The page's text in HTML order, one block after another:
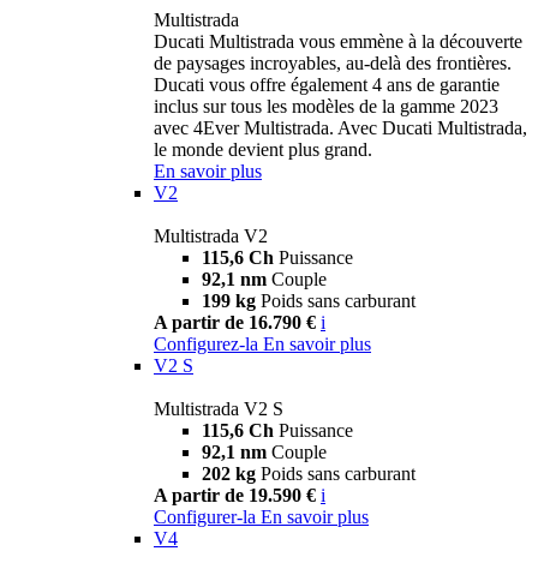
Multistrada
Ducati Multistrada vous emmène à la découverte
de paysages incroyables, au-delà des frontières.
Ducati vous offre également 4 ans de garantie
inclus sur tous les modèles de la gamme 2023
avec 4Ever Multistrada. Avec Ducati Multistrada,
le monde devient plus grand.
En savoir plus
V2
Multistrada V2
115,6 Ch Puissance
92,1 nm Couple
199 kg Poids sans carburant
A partir de 16.790 € i
Configurez-la En savoir plus
V2 S
Multistrada V2 S
115,6 Ch Puissance
92,1 nm Couple
202 kg Poids sans carburant
A partir de 19.590 € i
Configurer-la En savoir plus
V4